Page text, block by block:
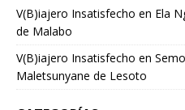
V(B)iajero Insatisfecho en Ela
de Malabo
V(B)iajero Insatisfecho en
Maletsunyane de Lesoto